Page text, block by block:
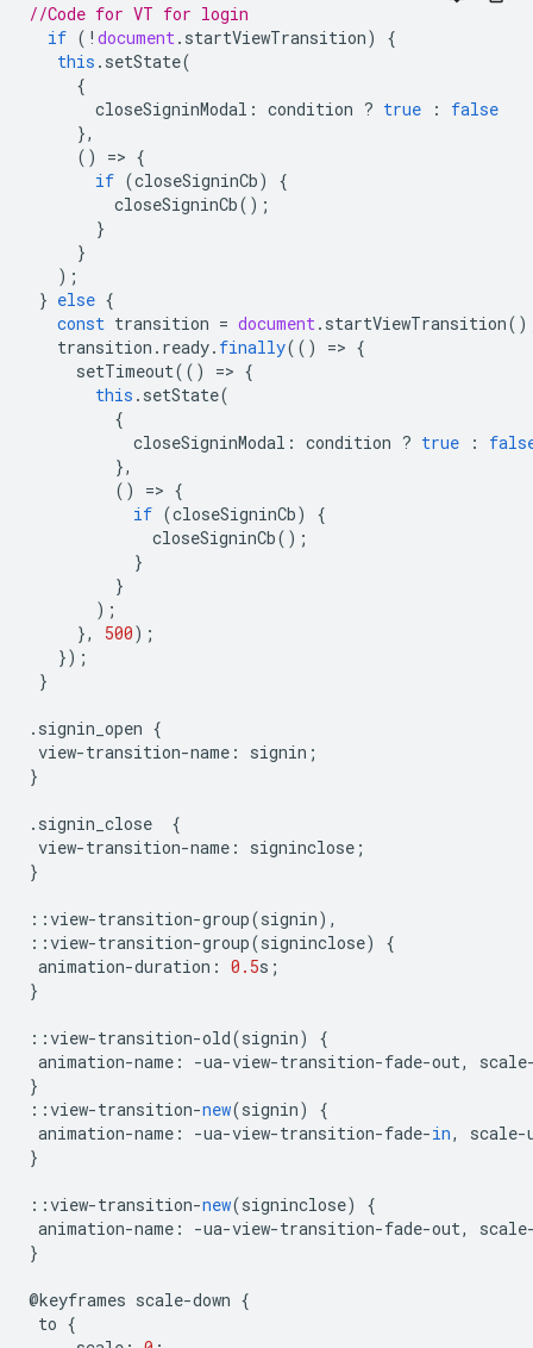
//Code for VT for login
if ( ! document . startViewTransition)
{
this . setState(
{
closeSigninModal : condition ? true :
false
},
()
=> {
if (closeSigninCb)
{
closeSigninCb();
}
}
);
} else {
const transition = document . startViewTransition
transition . ready. finally(() => {
setTimeout(() => {
this . setState(
{
closeSigninModal : condition ? true :
},
()
=> {
if (closeSigninCb)
{
closeSigninCb();
}
}
);
},
500);
});
}
. signin_open {
view-transition-name : signin ;
}
. signin_close
{
view-transition-name : signinclose ;
}
::view-transition-group(signin),
::view-transition-group(signinclose)
{
animation-duration : 0.5s ;
}
::view-transition-old(signin)
{
animation-name : -ua-view-transition-fade-out, scale
}
::view-transition-new(signin)
{
animation-name : -ua-view-transition-fade-in, scale-
}
::view-transition-new(signinclose)
{
animation-name : -ua-view-transition-fade-out, scale
}
@keyframes scale-down {
to {